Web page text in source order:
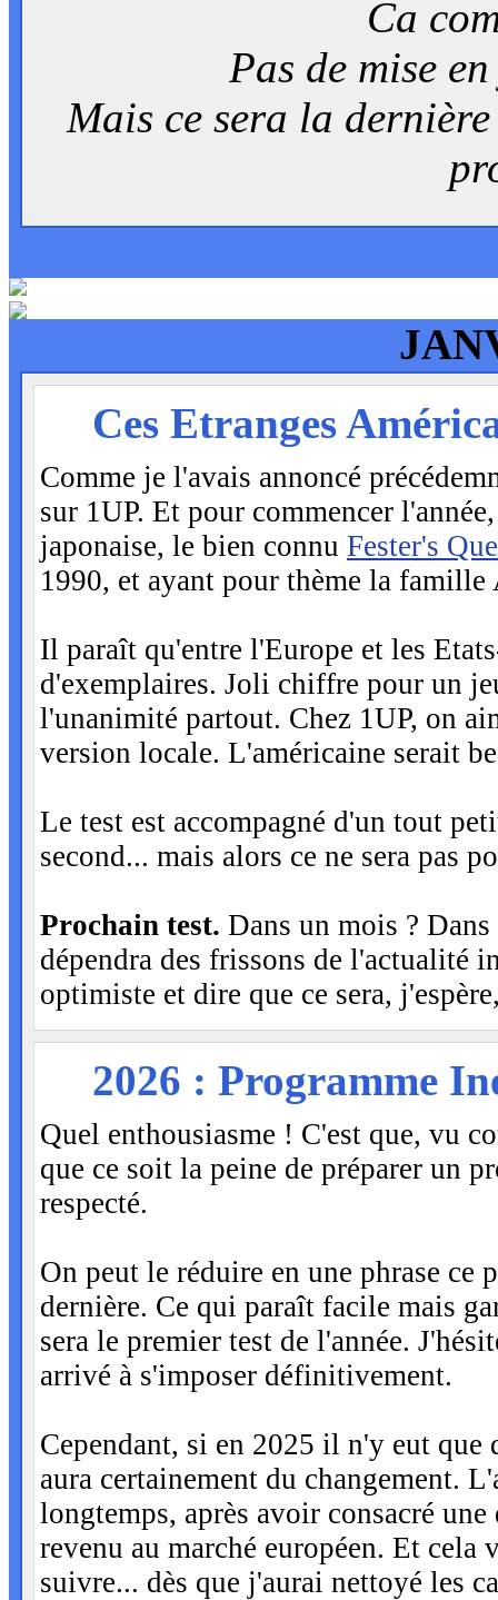
Ca
Pas de mise
Mais ce sera la
Ces Etranges
Comme je l'avais annoncé
sur 1UP. Et pour commencer
japonaise, le bien connu Fester's
1990, et ayant pour thème la famille
Il paraît qu'entre l'Europe et les
d'exemplaires. Joli chiffre pour un
l'unanimité partout. Chez 1UP, on
version locale. L'américaine serait
Le test est accompagné d'un tout
second... mais alors ce ne sera pas
Prochain test. Dans un mois ?
dépendra des frissons de l'actualité
optimiste et dire que ce sera,
2026 : Programme
Quel enthousiasme ! C'est que, vu
que ce soit la peine de préparer un
respecté.
On peut le réduire en une phrase ce
dernière. Ce qui paraît facile mais
sera le premier test de l'année.
arrivé à s'imposer définitivement.
Cependant, si en 2025 il n'y eut
aura certainement du changement.
longtemps, après avoir consacré
revenu au marché européen. Et
suivre... dès que j'aurai nettoyé les